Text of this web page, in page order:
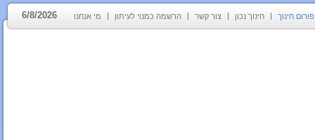
פורום חינוך חינוך נכון צור קשר הרשמה כמנוי לעיתון מי אנחנו 6/8/2026